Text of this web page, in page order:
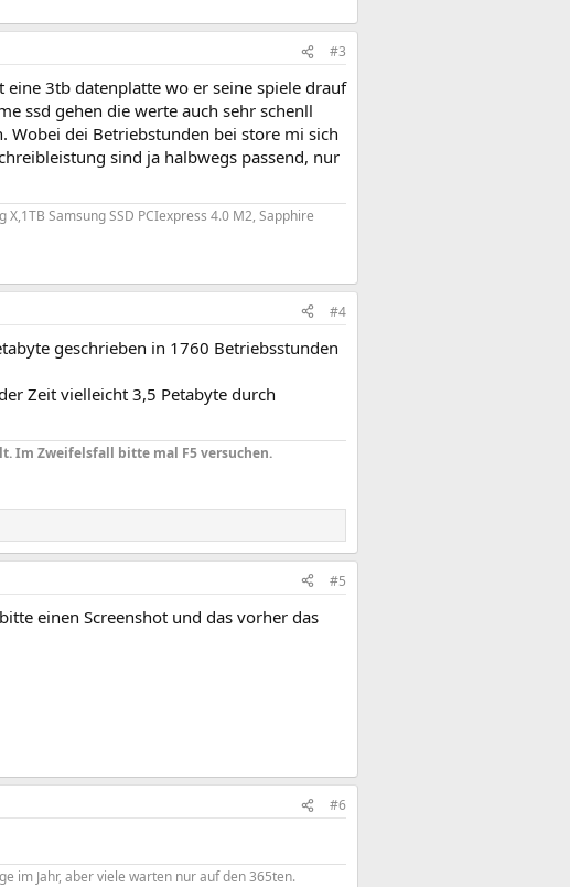
#3
3tb datenplatte wo er seine spiele drauf
ssd gehen die werte auch sehr schenll
Wobei dei Betriebstunden bei store mi sich
sind ja halbwegs passend, nur
Samsung SSD PCIexpress 4.0 M2, Sapphire
#4
geschrieben in 1760 Betriebsstunden
Zeit vielleicht 3,5 Petabyte durch
Im Zweifelsfall bitte mal F5 versuchen.
#5
einen Screenshot und das vorher das
#6
im Jahr, aber viele warten nur auf den 365ten.